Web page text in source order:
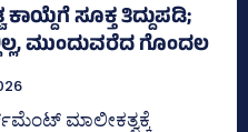
ಸೂಕ್ತ ತಿದ್ದುಪಡಿ;
ಮುಂದುವರೆದ ಗೊಂದಲ
ಮಾಲೀಕತ್ವಕ್ಕೆ